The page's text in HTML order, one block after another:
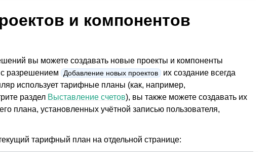
и компонентов
вы можете создавать новые проекты и компоненты
разрешением
Добавление новых проектов их создание всегда
использует тарифные планы (как, например,
раздел Выставление счетов), вы также можете создавать их
плана, установленных учётной записью пользователя,
тарифный план на отдельной странице: